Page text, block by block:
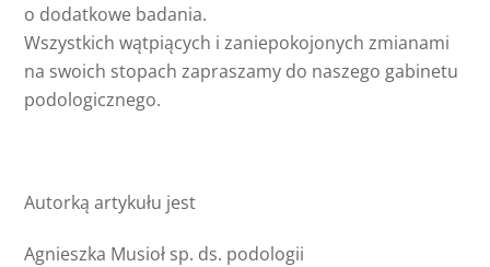
o dodatkowe badania.
Wszystkich wątpiących i zaniepokojonych zmianami
na swoich stopach zapraszamy do naszego gabinetu
podologicznego.
Autorką artykułu jest
Agnieszka Musioł sp. ds. podologii